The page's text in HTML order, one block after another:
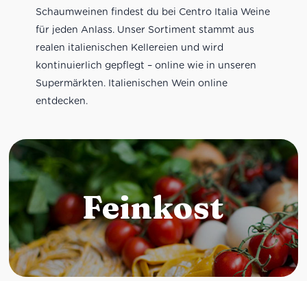
Schaumweinen findest du bei Centro Italia Weine
für jeden Anlass. Unser Sortiment stammt aus
realen italienischen Kellereien und wird
kontinuierlich gepflegt – online wie in unseren
Supermärkten. Italienischen Wein online
entdecken.
Feinkost